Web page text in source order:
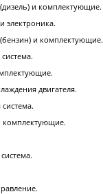
и комплектующие.
электроника.
и комплектующие.
двигателя.
комплектующие.